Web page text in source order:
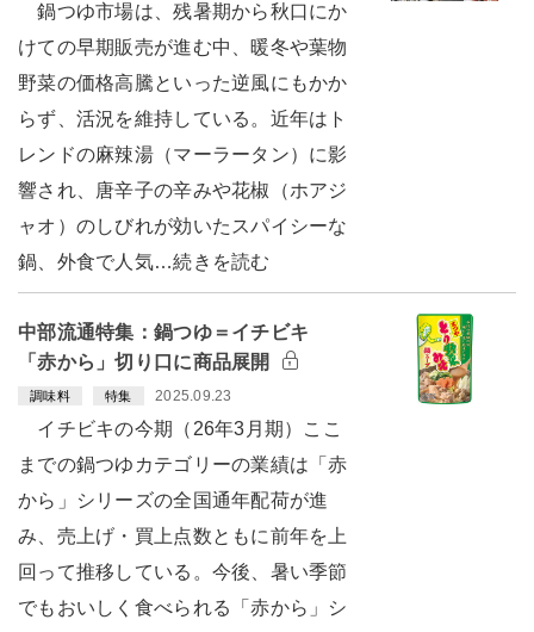
鍋つゆ市場は、残暑期から秋口にか
けての早期販売が進む中、暖冬や葉物
野菜の価格高騰といった逆風にもかか
らず、活況を維持している。近年はト
レンドの麻辣湯（マーラータン）に影
響され、唐辛子の辛みや花椒（ホアジ
ャオ）のしびれが効いたスパイシーな
鍋、外食で人気…続きを読む
中部流通特集：鍋つゆ＝イチビキ
「赤から」切り口に商品展開
調味料 特集 2025.09.23
イチビキの今期（26年3月期）ここ
までの鍋つゆカテゴリーの業績は「赤
から」シリーズの全国通年配荷が進
み、売上げ・買上点数ともに前年を上
回って推移している。今後、暑い季節
でもおいしく食べられる「赤から」シ